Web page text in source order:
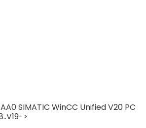
SIMATIC WinCC Unified V20 PC
>